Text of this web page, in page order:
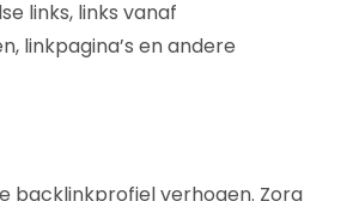
links, links vanaf
linkpagina’s en andere
backlinkprofiel verhogen. Zorg